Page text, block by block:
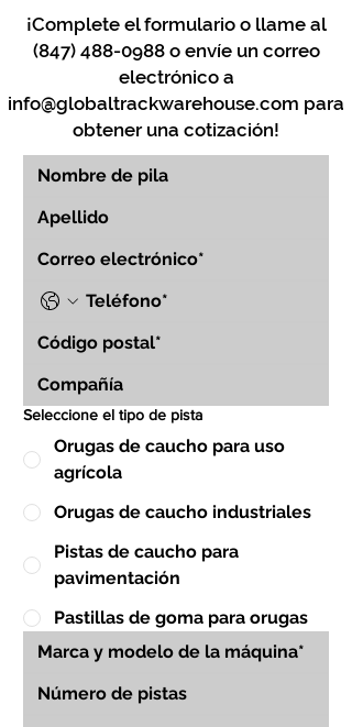
¡Complete el formulario o llame al
(847) 488-0988o envíe un correo
electrónico a
info@globaltrackwarehouse.com para
obtener una cotización!
Seleccione el tipo de pista
Orugas de caucho para uso
agrícola
Orugas de caucho industriales
Pistas de caucho para
pavimentación
Pastillas de goma para orugas